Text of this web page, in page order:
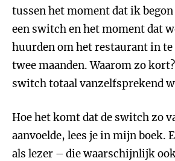
tussen het moment dat ik begon
een switch en het moment dat
huurden om het restaurant in
twee maanden. Waarom zo
switch totaal vanzelfsprekend
Hoe het komt dat de switch zo
aanvoelde, lees je in mijn boek.
als lezer – die waarschijnlijk